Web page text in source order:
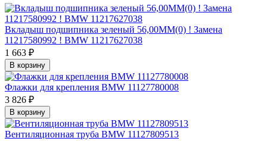
Вкладыш подшипника зеленый 56,00MM(0) ! Замена
11217580992 ! BMW 11217627038
1 663 ₽
В корзину
Флажки для крепления BMW 11127780008
3 826 ₽
В корзину
Вентиляционная труба BMW 11127809513